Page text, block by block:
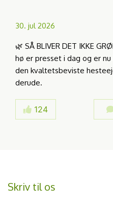
30. jul 2026
🌿 SÅ BLIVER DET IKKE
hø er presset i dag og er
den kvaltetsbeviste
derude.
124
Skriv til os